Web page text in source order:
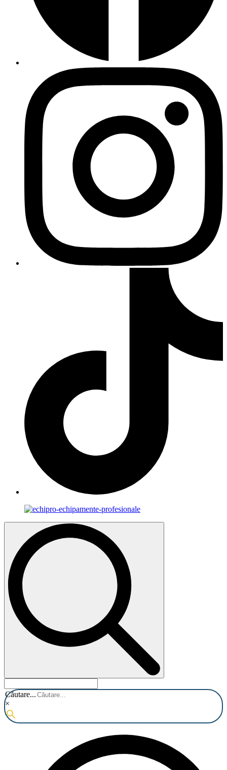
Search
Căutare...
×